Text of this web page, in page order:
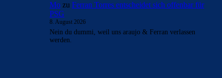
Mo zu Ferran Torres entscheidet sich offenbar für
PSG
8. August 2026
Nein du dummi, weil uns araujo & Ferran verlassen
werden.